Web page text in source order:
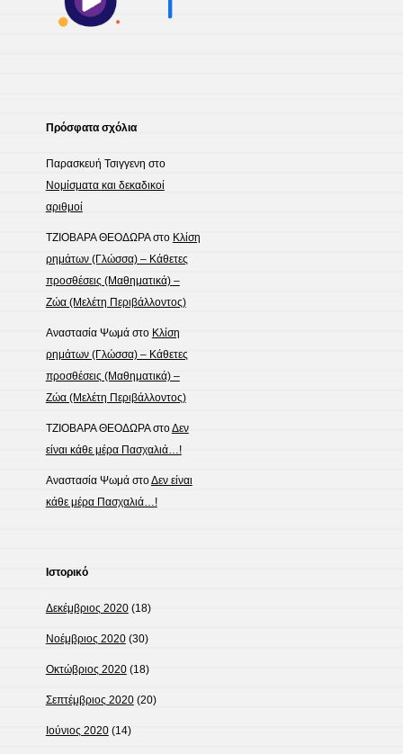
Πρόσφατα σχόλια
Παρασκευή Τσιγγενη στο
Νομίσματα και δεκαδικοί
αριθμοί
ΤΖΙΟΒΑΡΑ ΘΕΟΔΩΡΑστο Κλίση
ρημάτων (Γλώσσα) – Κάθετες
προσθέσεις (Μαθηματικά) –
Ζώα (Μελέτη Περιβάλλοντος)
Αναστασία Ψωμάστο Κλίση
ρημάτων (Γλώσσα) – Κάθετες
προσθέσεις (Μαθηματικά) –
Ζώα (Μελέτη Περιβάλλοντος)
ΤΖΙΟΒΑΡΑ ΘΕΟΔΩΡΑστοΔεν
είναι κάθε μέρα Πασχαλιά…!
Αναστασία ΨωμάστοΔεν είναι
κάθε μέρα Πασχαλιά…!
Ιστορικό
Δεκέμβριος 2020(18)
Νοέμβριος 2020(30)
Οκτώβριος 2020(18)
Σεπτέμβριος 2020(20)
Ιούνιος 2020(14)